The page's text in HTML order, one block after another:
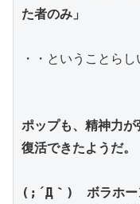
た者のみ」
・・ということらし
ポップも、精神力
復活できたようだ。
(;´Д｀)　ボラホー